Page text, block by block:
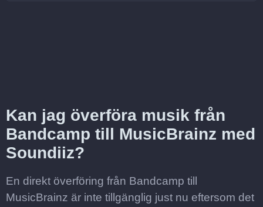
Kan jag överföra musik från
Bandcamp till MusicBrainz med
Soundiiz?
En direkt överföring från Bandcamp till
MusicBrainz är inte tillgänglig just nu eftersom det